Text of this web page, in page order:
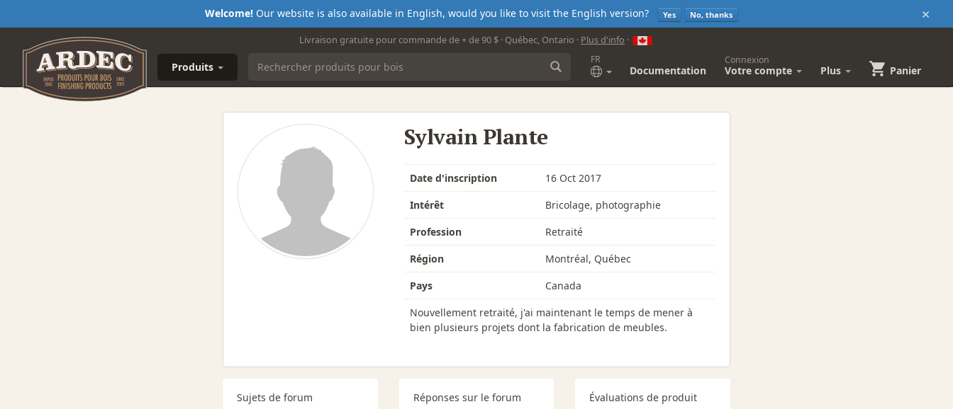
×
Welcome!Our website is also available in English, would you like to visit the English version? Yes No, thanks
Livraison gratuite pour commande de + de 90 $ · Québec, Ontario · Plus d'info ·
Produits
FR
Documentation
Connexion
Votre compte Plus Panier
Sylvain Plante
Date d'inscription
16 Oct 2017
Intérêt
Bricolage, photographie
Profession
Retraité
Région
Montréal, Québec
Pays
Canada
Nouvellement retraité, j'ai maintenant le temps de mener à
bien plusieurs projets dont la fabrication de meubles.
Sujets de forum Réponses sur le forum Évaluations de produit